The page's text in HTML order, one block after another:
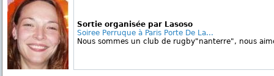
Sortie organisée par Lasoso
Soiree Perruque à Paris Porte De La...
Nous sommes un club de rugby"nanterre", nous